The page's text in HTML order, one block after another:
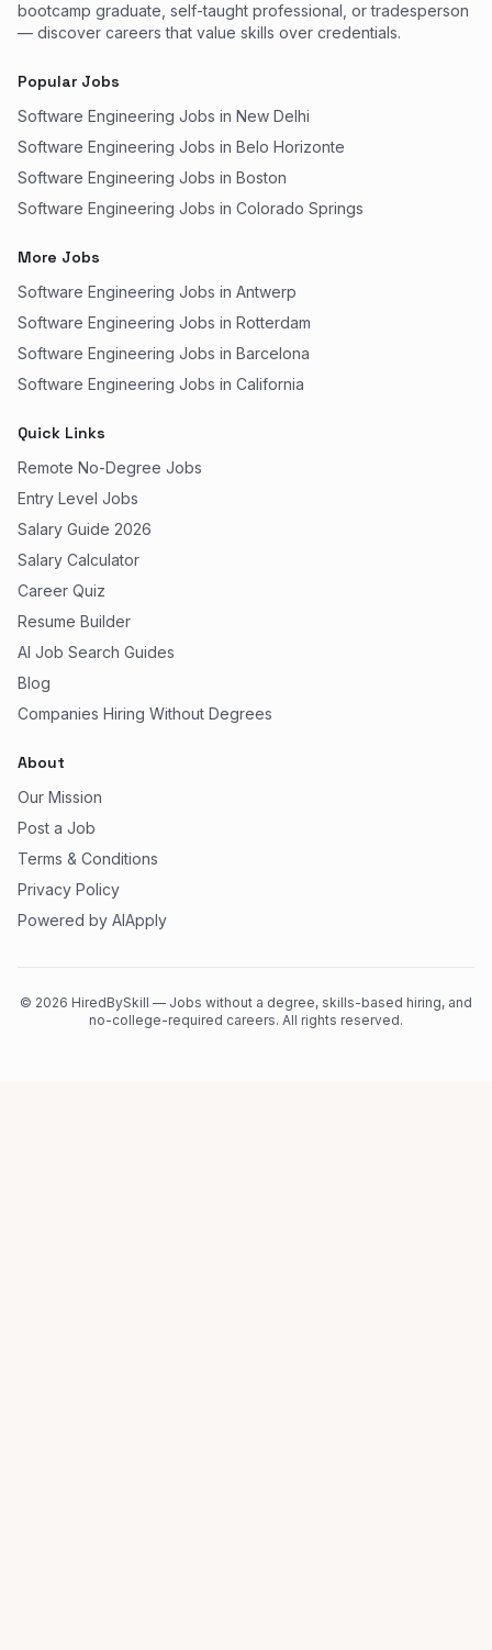
bootcamp graduate, self-taught professional, or tradesperson
— discover careers that value skills over credentials.
Popular Jobs
Software Engineering Jobs in New Delhi
Software Engineering Jobs in Belo Horizonte
Software Engineering Jobs in Boston
Software Engineering Jobs in Colorado Springs
More Jobs
Software Engineering Jobs in Antwerp
Software Engineering Jobs in Rotterdam
Software Engineering Jobs in Barcelona
Software Engineering Jobs in California
Quick Links
Remote No-Degree Jobs
Entry Level Jobs
Salary Guide 2026
Salary Calculator
Career Quiz
Resume Builder
AI Job Search Guides
Blog
Companies Hiring Without Degrees
About
Our Mission
Post a Job
Terms & Conditions
Privacy Policy
Powered by AIApply
© 2026 HiredBySkill — Jobs without a degree, skills-based hiring, and
no-college-required careers. All rights reserved.